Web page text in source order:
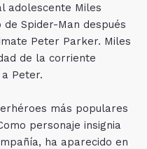
adolescente Miles
Spider-Man después
Peter Parker. Miles
de la corriente
Peter.
más populares
personaje insignia
ha aparecido en